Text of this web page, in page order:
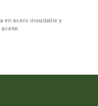
en acero inoxidable y